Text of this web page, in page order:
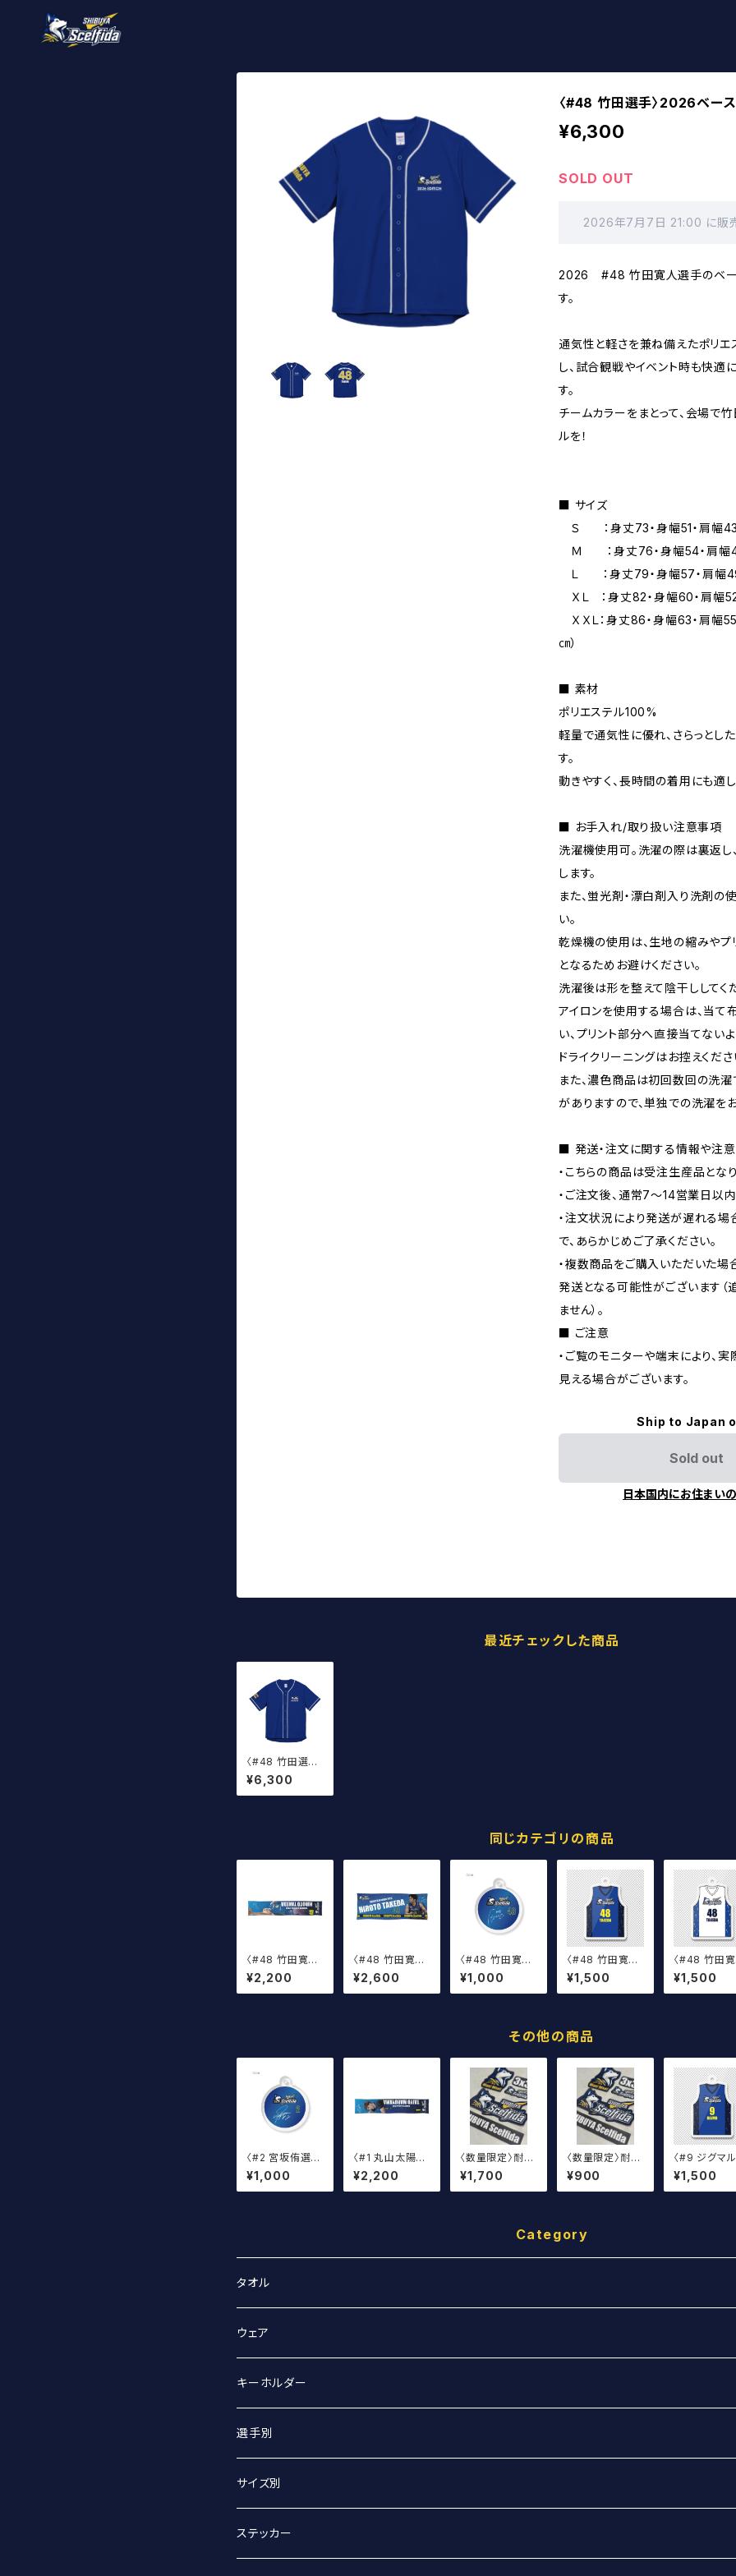
〈#48 竹田選手〉2026ベー
¥6,300
SOLD OUT
2026年7月7日 21:00 に販
2026 #48 竹田寛人選手のベー
す。
通気性と軽さを兼ね備えたポリ
し、試合観戦やイベント時も快適
す。
チームカラーをまとって、会場で
ルを！
■ サイズ
Ｓ ：身丈73・身幅51・肩幅
Ｍ ：身丈76・身幅54・肩幅
Ｌ ：身丈79・身幅57・肩幅
ＸＬ ：身丈82・身幅60・肩幅
ＸＸＬ：身丈86・身幅63・肩幅
㎝）
■ 素材
ポリエステル100%
軽量で通気性に優れ、さらっとし
す。
動きやすく、長時間の着用にも適し
■ お手入れ/取り扱い注意事項
洗濯機使用可。洗濯の際は裏返し
します。
また、蛍光剤・漂白剤入り洗剤の
い。
乾燥機の使用は、生地の縮みやプ
となるためお避けください。
洗濯後は形を整えて陰干ししてく
アイロンを使用する場合は、当て
い、プリント部分へ直接当てないよ
ドライクリーニングはお控えくださ
また、濃色商品は初回数回の洗
がありますので、単独での洗濯を
■ 発送・注文に関する情報や注
・こちらの商品は受注生産品となり
・ご注文後、通常7〜14営業日以
・注文状況により発送が遅れる場
で、あらかじめご了承ください。
・複数商品をご購入いただいた場
発送となる可能性がございます（
ません）。
■ ご注意
・ご覧のモニターや端末により、
見える場合がございます。
Ship to Japan
Sold out
日本国内にお住まい
最近チェックした商品
〈#48 竹田選
手〉2026ベース
ボールウェア
¥6,300
同じカテゴリの商品
〈#48 竹田寛人
選手〉2026 サイ
ン入りマフラータ
オル
¥2,200
〈#48 竹田寛人
選手〉2026 サイ
ン入りスポーツ
タオル
¥2,600
〈#48 竹田寛人
選手〉サイン入り
丸アクキー
¥1,000
〈#48 竹田寛人
選手〉ユニフォー
ムキーホルダー
（青）
¥1,500
〈#48 竹田寛
選手〉ユニフォ
ムキーホルダ
（白）
¥1,500
その他の商品
〈#2 宮坂侑選
手〉サイン入り丸
アクキー
¥1,000
〈#1 丸山太陽選
手〉2026 サイン
入りマフラータオ
ル
¥2,200
〈数量限定〉耐
候・耐水ステッカ
ー SHIBUYA
Scelfidaロゴ
¥1,700
〈数量限定〉耐
候・耐水ステッカ
ー SHIBUYA
Scelfidaロゴ
¥900
〈#9 ジグマル
ス・ライモ選手
ユニフォームキ
ーホルダー（
¥1,500
Category
タオル
スポーツタオル
マフラータオル
ウェア
Tシャツ
Tシャツ（オーバーサイズ）
ベースボールシャツ
選手別
キーホルダー
丸アクキー
ユニフォームアクキー
選手別
#2 宮坂侑選手
#9 ジグマルス・ライモ選手
サイズ別
Sサイズ
ステッカー